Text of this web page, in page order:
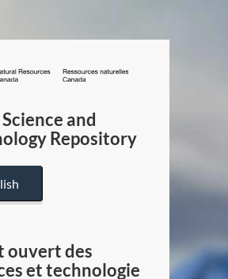
/
Canada
and
Repository
ouvert des
et technologie